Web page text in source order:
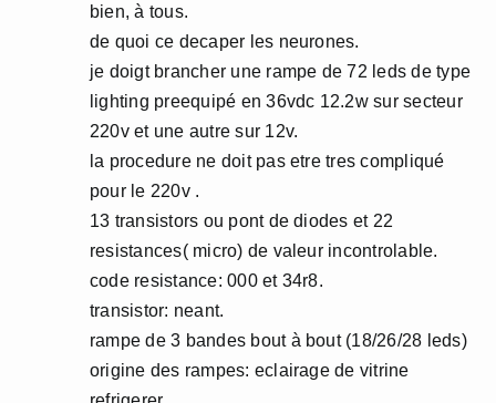
bien, à tous.
de quoi ce decaper les neurones.
je doigt brancher une rampe de 72 leds de type
lighting preequipé en 36vdc 12.2w sur secteur
220v et une autre sur 12v.
la procedure ne doit pas etre tres compliqué
pour le 220v .
13 transistors ou pont de diodes et 22
resistances( micro) de valeur incontrolable.
code resistance: 000 et 34r8.
transistor: neant.
rampe de 3 bandes bout à bout (18/26/28 leds)
origine des rampes: eclairage de vitrine